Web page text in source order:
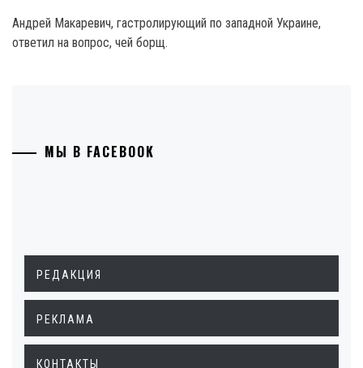
Андрей Макаревич, гастролирующий по западной Украине,
ответил на вопрос, чей борщ.
МЫ В FACEBOOK
РЕДАКЦИЯ
РЕКЛАМА
КОНТАКТЫ